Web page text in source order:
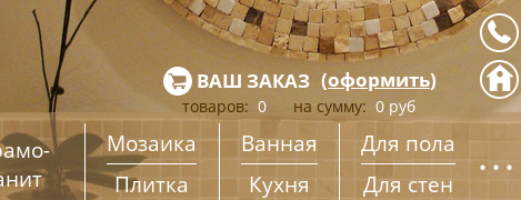
ВАШ ЗАКАЗ (оформить)
товаров: 0 на сумму: 0 руб
Мозаика
Плитка
Ванная
Кухня
Для пола
Для стен
...